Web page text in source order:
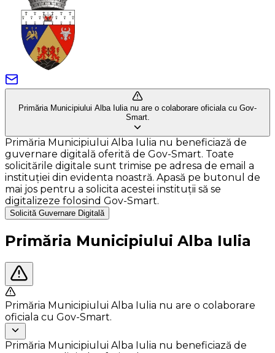
Primăria Municipiului Alba Iulia nu are o colaborare oficiala cu Gov-
Smart.
Primăria Municipiului Alba Iulia nu beneficiază de
guvernare digitală oferită de Gov-Smart. Toate
solicitările digitale sunt trimise pe adresa de email a
instituției din evidenta noastră. Apasă pe butonul de
mai jos pentru a solicita acestei instituții să se
digitalizeze folosind Gov-Smart.
Solicită Guvernare Digitală
Primăria Municipiului Alba Iulia
Primăria Municipiului Alba Iulia nu are o colaborare
oficiala cu Gov-Smart.
Primăria Municipiului Alba Iulia nu beneficiază de